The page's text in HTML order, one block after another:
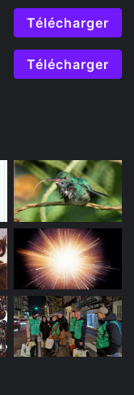
Télécharger
Télécharger